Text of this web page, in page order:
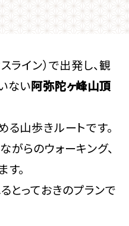
ライン）で出発し、観
ない阿弥陀ヶ峰山頂
山歩きルートです。
らのウォーキング、
。
とっておきのプランで